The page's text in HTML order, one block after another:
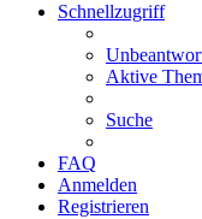
Schnellzugriff
Aktive
Suche
FAQ
Anmelden
Registrieren